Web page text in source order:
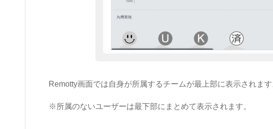
Remotty画面では自身が所属するチームが最上部に表示されま
※所属のないユーザーは最下部にまとめて表示されます。